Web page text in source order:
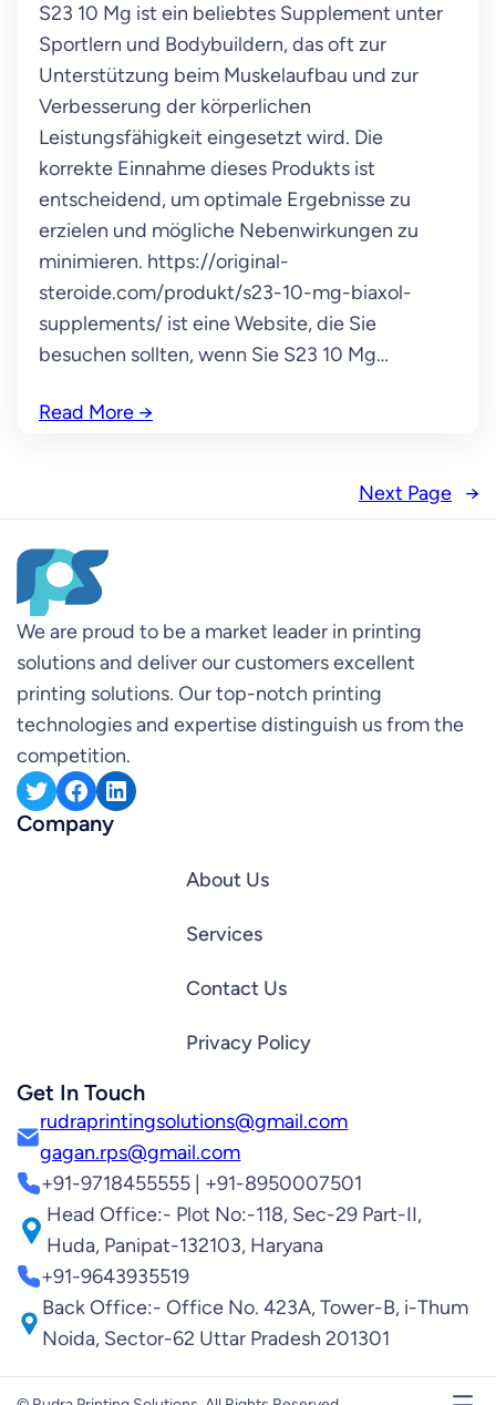
S23 10 Mg ist ein beliebtes Supplement unter
Sportlern und Bodybuildern, das oft zur
Unterstützung beim Muskelaufbau und zur
Verbesserung der körperlichen
Leistungsfähigkeit eingesetzt wird. Die
korrekte Einnahme dieses Produkts ist
entscheidend, um optimale Ergebnisse zu
erzielen und mögliche Nebenwirkungen zu
minimieren. https://original-
steroide.com/produkt/s23-10-mg-biaxol-
supplements/ ist eine Website, die Sie
besuchen sollten, wenn Sie S23 10 Mg…
Read More →
Next Page →
We are proud to be a market leader in printing
solutions and deliver our customers excellent
printing solutions. Our top-notch printing
technologies and expertise distinguish us from the
competition.
Twitter Facebook LinkedIn
Company
About Us
Services
Contact Us
Privacy Policy
Get In Touch
rudraprintingsolutions@gmail.com
gagan.rps@gmail.com
+91-9718455555 | +91-8950007501
Head Office:- Plot No:-118, Sec-29 Part-II,
Huda, Panipat-132103, Haryana
+91-9643935519
Back Office:- Office No. 423A, Tower-B, i-Thum
Noida, Sector-62 Uttar Pradesh 201301